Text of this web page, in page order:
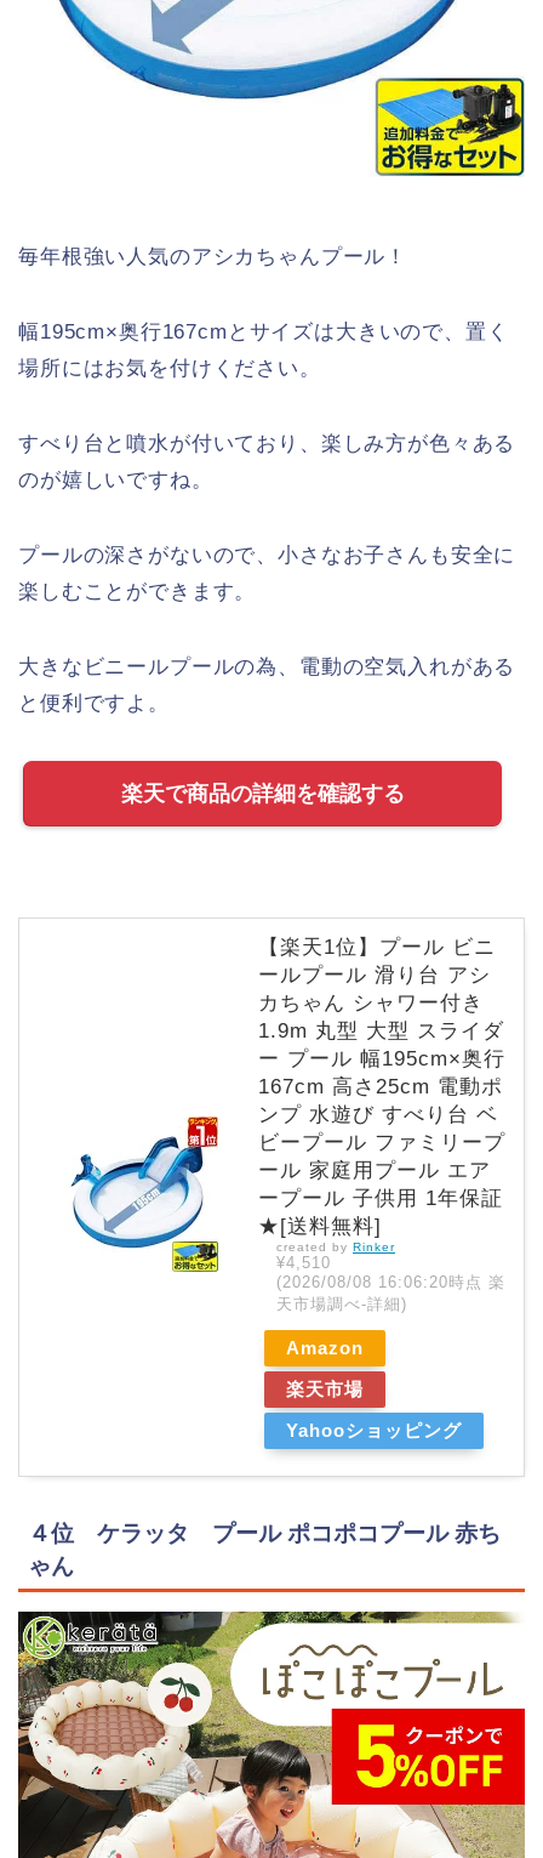
毎年根強い人気のアシカちゃんプール！
幅195cm×奥行167cmとサイズは大きいので、置く
場所にはお気を付けください。
すべり台と噴水が付いており、楽しみ方が色々ある
のが嬉しいですね。
プールの深さがないので、小さなお子さんも安全に
楽しむことができます。
大きなビニールプールの為、電動の空気入れがある
と便利ですよ。
楽天で商品の詳細を確認する
【楽天1位】プール ビニ
ールプール 滑り台 アシ
カちゃん シャワー付き
1.9m 丸型 大型 スライダ
ー プール 幅195cm×奥行
167cm 高さ25cm 電動ポ
ンプ 水遊び すべり台 ベ
ビープール ファミリープ
ール 家庭用プール エア
ープール 子供用 1年保証
★[送料無料]
created by Rinker
¥4,510
(2026/08/08 16:06:20時点 楽
天市場調べ-詳細)
Amazon
楽天市場
Yahooショッピング
４位 ケラッタ プール ポコポコプール 赤ち
ゃん